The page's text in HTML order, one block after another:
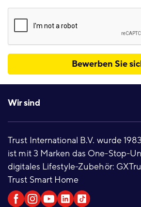
Bewerben Sie
Footer
Wir sind
Trust International B.V. wurde
ist mit 3 Marken das One-Stop-
digitales Lifestyle-Zubehör:
Trust Smart Home